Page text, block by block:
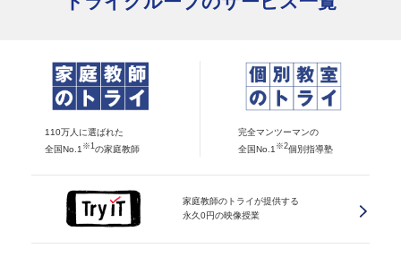
110万人に選ばれた
全国No.1 ※1 の家庭教師
完全マンツーマンの
全国No.1 ※2個別指導塾
家庭教師のトライが提供する
永久0円の映像授業